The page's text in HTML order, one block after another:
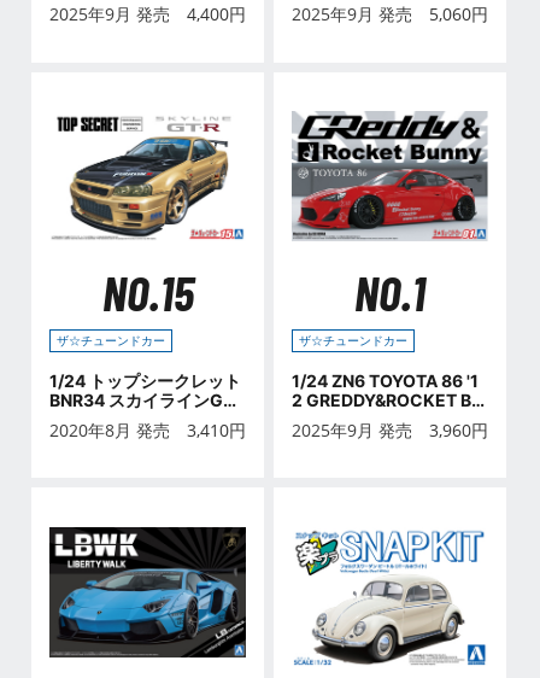
2025年9月 発売 4,400円 2025年9月 発売 5,060円
NO.15
ザ☆チューンドカー
1/24 トップシークレット
BNR34 スカイラインGT-
R '99 (ニッサン)
2020年8月 発売 3,410円
NO.1
ザ☆チューンドカー
1/24 ZN6 TOYOTA 86 '1
2 GREDDY&ROCKET BU
NNY ENKEI Ver. (トヨタ)
2025年9月 発売 3,960円